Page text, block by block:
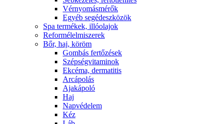
Vérnyomásmérők
Egyéb segédeszközök
Spa termékek, illóolajok
Reformélelmiszerek
Bőr, haj, köröm
Gombás fertőzések
Szépségvitaminok
Ekcéma, dermatitis
Arcápolás
Ajakápoló
Haj
Napvédelem
Kéz